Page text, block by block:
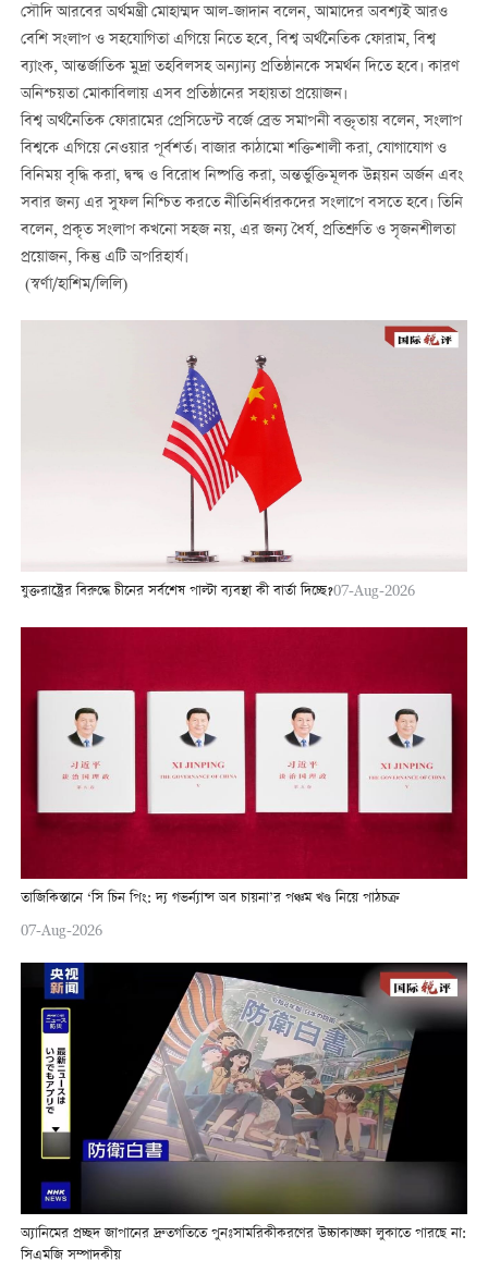
সৌদি আরবের অর্থমন্ত্রী মোহাম্মদ আল-জাদান বলেন, আমাদের অবশ্যই আরও
বেশি সংলাপ ও সহযোগিতা এগিয়ে নিতে হবে, বিশ্ব অর্থনৈতিক ফোরাম, বিশ্ব
ব্যাংক, আন্তর্জাতিক মুদ্রা তহবিলসহ অন্যান্য প্রতিষ্ঠানকে সমর্থন দিতে হবে। কারণ
অনিশ্চয়তা মোকাবিলায় এসব প্রতিষ্ঠানের সহায়তা প্রয়োজন।
বিশ্ব অর্থনৈতিক ফোরামের প্রেসিডেন্ট বর্জে ব্রেন্ড সমাপনী বক্তৃতায় বলেন, সংলাপ
বিশ্বকে এগিয়ে নেওয়ার পূর্বশর্ত। বাজার কাঠামো শক্তিশালী করা, যোগাযোগ ও
বিনিময় বৃদ্ধি করা, দ্বন্দ্ব ও বিরোধ নিষ্পত্তি করা, অন্তর্ভুক্তিমূলক উন্নয়ন অর্জন এবং
সবার জন্য এর সুফল নিশ্চিত করতে নীতিনির্ধারকদের সংলাপে বসতে হবে। তিনি
বলেন, প্রকৃত সংলাপ কখনো সহজ নয়, এর জন্য ধৈর্য, প্রতিশ্রুতি ও সৃজনশীলতা
প্রয়োজন, কিন্তু এটি অপরিহার্য।
(স্বর্ণা/হাশিম/লিলি)
যুক্তরাষ্ট্রের বিরুদ্ধে চীনের সর্বশেষ পাল্টা ব্যবস্থা কী বার্তা দিচ্ছে?07-Aug-2026
তাজিকিস্তানে ‘সি চিন পিং: দ্য গভর্ন্যান্স অব চায়না’র পঞ্চম খণ্ড নিয়ে পাঠচক্র
07-Aug-2026
অ্যানিমের প্রচ্ছদ জাপানের দ্রুতগতিতে পুনঃসামরিকীকরণের উচ্চাকাঙ্ক্ষা লুকাতে পারছে না:
সিএমজি সম্পাদকীয়